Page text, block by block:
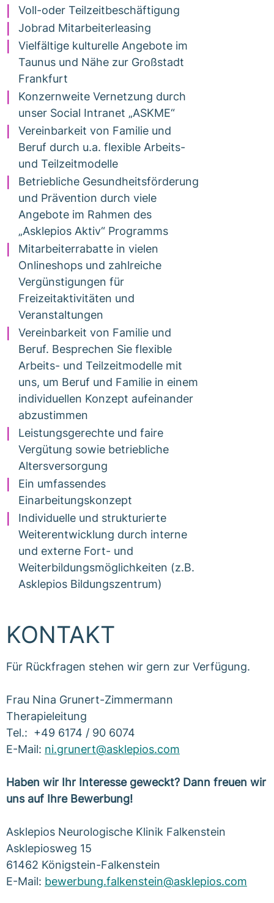
Voll-oder Teilzeitbeschäftigung
Jobrad Mitarbeiterleasing
Vielfältige kulturelle Angebote im
Taunus und Nähe zur Großstadt
Frankfurt
Konzernweite Vernetzung durch
unser Social Intranet „ASKME“
Vereinbarkeit von Familie und
Beruf durch u.a. flexible Arbeits-
und Teilzeitmodelle
Betriebliche Gesundheitsförderung
und Prävention durch viele
Angebote im Rahmen des
„Asklepios Aktiv“ Programms
Mitarbeiterrabatte in vielen
Onlineshops und zahlreiche
Vergünstigungen für
Freizeitaktivitäten und
Veranstaltungen
Vereinbarkeit von Familie und
Beruf. Besprechen Sie flexible
Arbeits- und Teilzeitmodelle mit
uns, um Beruf und Familie in einem
individuellen Konzept aufeinander
abzustimmen
Leistungsgerechte und faire
Vergütung sowie betriebliche
Altersversorgung
Ein umfassendes
Einarbeitungskonzept
Individuelle und strukturierte
Weiterentwicklung durch interne
und externe Fort- und
Weiterbildungsmöglichkeiten (z.B.
Asklepios Bildungszentrum)
KONTAKT
Für Rückfragen stehen wir gern zur Verfügung.
Frau Nina Grunert-Zimmermann
Therapieleitung
Tel.: +49 6174 / 90 6074
E-Mail: ni.grunert@asklepios.com
Haben wir Ihr Interesse geweckt? Dann freuen wir
uns auf Ihre Bewerbung!
Asklepios Neurologische Klinik Falkenstein
Asklepiosweg 15
61462 Königstein-Falkenstein
E-Mail: bewerbung.falkenstein@asklepios.com